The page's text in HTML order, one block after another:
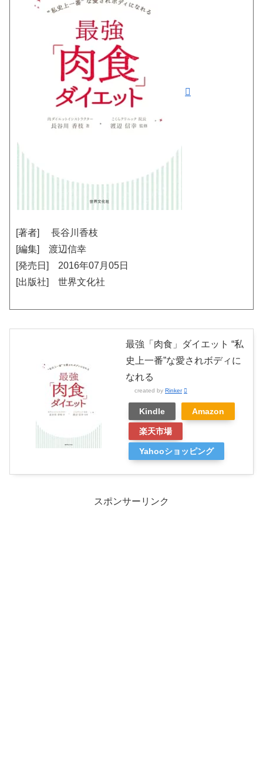
[著者] 長谷川香枝
[編集] 渡辺信幸
[発売日] 2016年07月05日
[出版社] 世界文化社
最強「肉食」ダイエット “私
史上一番”な愛されボディに
なれる
created by Rinker
Kindle Amazon
楽天市場
Yahooショッピング
スポンサーリンク